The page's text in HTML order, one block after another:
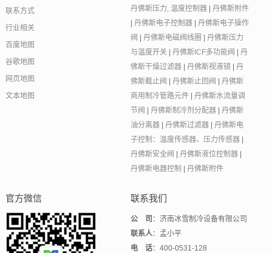
联系方式
行业相关
百度地图
谷歌地图
网页地图
文本地图
丹佛斯压力, 温度控制器 |丹佛斯附件
|丹佛斯电子控制器 |丹佛斯电子操作
阀 |丹佛斯电磁阀线圈 |丹佛斯压力
与温度开关 |丹佛斯ICF多功能阀 |丹
佛斯干燥过滤器 |丹佛斯视液镜 |丹
佛斯截止阀 |丹佛斯止回阀 |丹佛斯
商用制冷管路元件 |丹佛斯水流量调
节阀 |丹佛斯制冷剂分配器 |丹佛斯
油分离器 |丹佛斯过滤器 |丹佛斯电
子控制：温度传感器、压力传感器 |
丹佛斯安全阀 |丹佛斯液位控制器 |
丹佛斯电器控制 |丹佛斯附件
官方微信 联系我们
公 司 ：济南冰雪制冷设备有限公司
联系人：孟小平
电 话：400-0531-128